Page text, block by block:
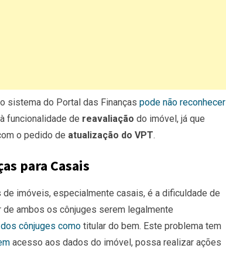
sistema do Portal das Finanças pode não reconhecer
funcionalidade de reavaliação do imóvel, já que
o pedido de atualização do VPT.
para Casais
imóveis, especialmente casais, é a dificuldade de
de ambos os cônjuges serem legalmente
cônjuges como titular do bem. Este problema tem
acesso aos dados do imóvel, possa realizar ações